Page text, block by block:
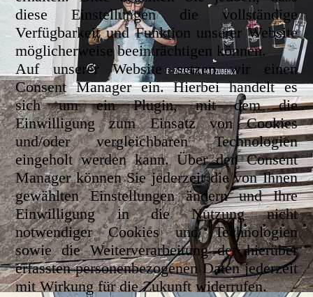
diese Einstellungen die vollständige
Verfügbarkeit und Funktion unserer Website
möglicherweise beeinträchtigen können.
Auf unserer Website setzen wir einen
Consent Manager ein. Hierbei handelt es
sich um ein Plugin, mit dem die
Einwilligung zum Einsatz von Cookies
und/oder vergleichbaren Technologien
eingeholt werden kann. Über den Consent
Manager können Sie jederzeit die von Ihnen
gewählten Einstellungen ändern und Ihre
Einwilligung in die Nutzung nicht
notwendiger Cookies und Technologien
sowie die Weiterverarbeitung der hierüber
erfassten personenbezogenen Daten jederzeit
mit Wirkung für die Zukunft widerrufen.